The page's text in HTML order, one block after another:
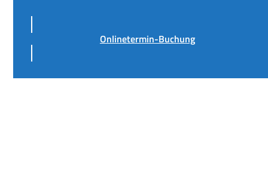
Onlinetermin-Buchung